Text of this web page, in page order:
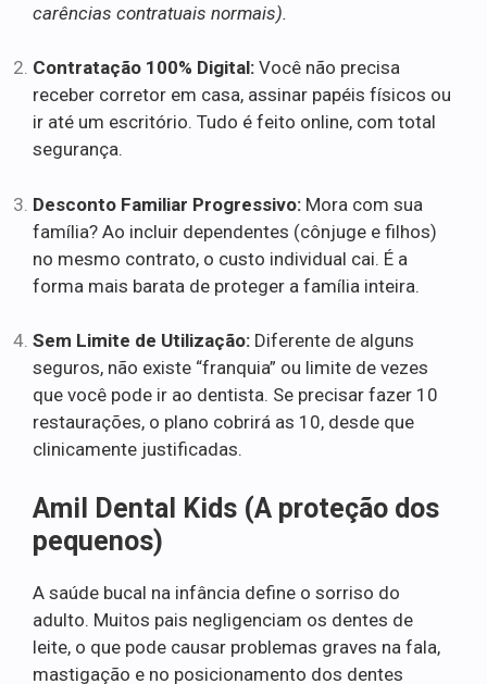
carências contratuais normais).
Contratação 100% Digital: Você não precisa
receber corretor em casa, assinar papéis físicos ou
ir até um escritório. Tudo é feito online, com total
segurança.
Desconto Familiar Progressivo: Mora com sua
família? Ao incluir dependentes (cônjuge e filhos)
no mesmo contrato, o custo individual cai. É a
forma mais barata de proteger a família inteira.
Sem Limite de Utilização: Diferente de alguns
seguros, não existe “franquia” ou limite de vezes
que você pode ir ao dentista. Se precisar fazer 10
restaurações, o plano cobrirá as 10, desde que
clinicamente justificadas.
Amil Dental Kids (A proteção dos
pequenos)
A saúde bucal na infância define o sorriso do
adulto. Muitos pais negligenciam os dentes de
leite, o que pode causar problemas graves na fala,
mastigação e no posicionamento dos dentes